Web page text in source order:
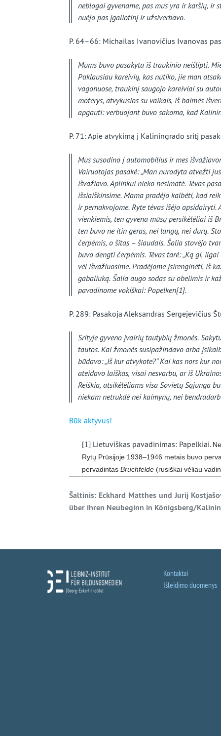
neblogai gyvename, pas mus yra ir karšių, ir
nuėjo pas įgaliotinį ir užsiverbavo.
P. 64–66: Michailas Ivanovičius Ivanovas
Mums buvo pasakyta iš traukinio neišlipti.
Paklausiau kareivių, kas nutiko, jie man
vagonuose, traukinį saugojo kareiviai su
moterys, atvykusios su vaikais, iš baimės
apgauti: verbuojant buvo sakoma, kad
P. 71: Apie atvykimą į Kaliningrado sritį
Mus susodino į automobilius ir mes
Vairuotojas pasakė: „Man nurodyta atvežti
išvažiavo. Aplinkui nieko nesimatė. Tėvas
išsiaiškinsime. Mama pradėjo kalbėti, kad
ir pernakvojome. Ryte tėvas išėjo
vienkiemis, ten gyvena mūsų persikėlėliai iš
ten buvo ne itin geras, nei langų, nei durų.
čerpėmis, o šitas – šiaudais. Šalia stovėjo
buvo dengti čerpėmis. Tėvas tarė: „Ką gi,
vėl išvažiuosime. Pradėjome įsirenginėti, iš
gabaliuką. Šalia augo sodas su obelimis ir
pavadinome vokiškai:Popelken[1].
P. 289: Pasakoja Aleksandras Sergejevičius
Srityje gyveno įvairių tautybių žmonės.
tautos. Kai žmonės susipažindavo arba
būdavo: „Iš kur atvykote?“ Kai kas nors kur
ateidavo laiškas, visai nesvarbu, ar iš
Reiškia, atsikėlėliams visa Sovietų Sąjunga
niekam netrukdė nei kaimynų, nei
Būk aktyvus!
[1]Lietuviškas pavadinimas: Papelkiai.
Rytų Prūsijoje 1938–1946 metais buvo
pervadintas Bruchfelde (rusiškai vėliau
Šaltinis: Eckhard Matthes und Jurij Kostja
über ihren Neubeginn in Königsberg/
Kontaktai
Išleidimo duomenys